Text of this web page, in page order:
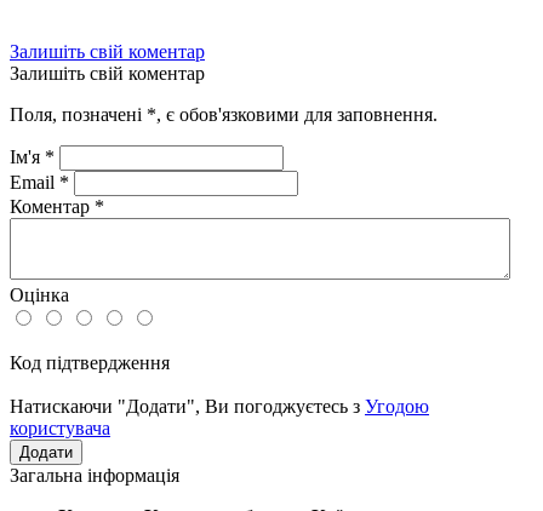
Залишіть свій коментар
Залишіть свій коментар
Поля, позначені *, є обов'язковими для заповнення.
Ім'я *
Email *
Коментар *
Оцінка
Код підтвердження
Натискаючи "Додати", Ви погоджуєтесь з Угодою
користувача
Загальна інформація